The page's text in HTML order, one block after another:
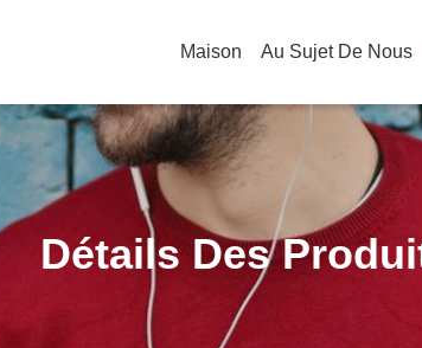
Maison Au Sujet De Nous
Détails Des